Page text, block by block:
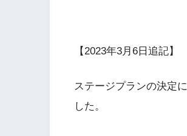
【2023年3月6日追記】
ステージプランの決定
した。